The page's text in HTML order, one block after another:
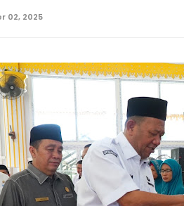
02, 2025